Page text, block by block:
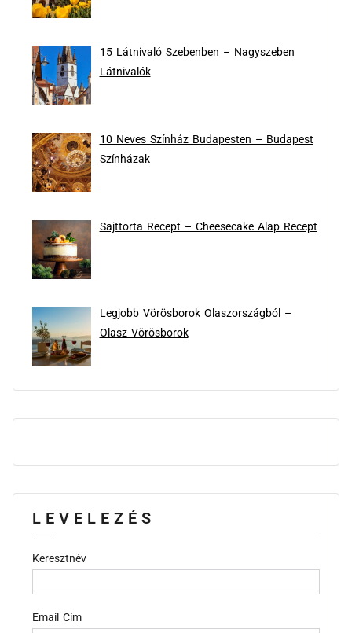
15 Látnivaló Szebenben – Nagyszeben
Látnivalók
10 Neves Színház Budapesten – Budapest
Színházak
Sajttorta Recept – Cheesecake Alap Recept
Legjobb Vörösborok Olaszországból –
Olasz Vörösborok
LEVELEZÉS
Keresztnév
Email Cím